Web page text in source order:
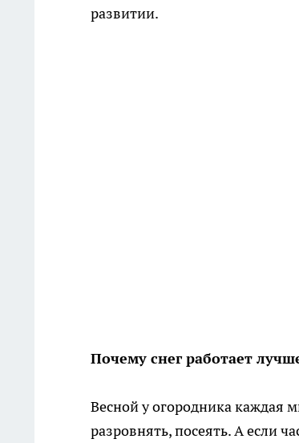
развитии.
Почему снег работает
Весной у огородника каждая
разровнять, посеять. А если